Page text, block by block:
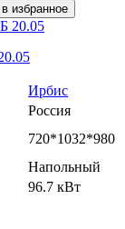
избранное
Ирбис
Россия
720*1032*980
Напольный
96.7 кВт